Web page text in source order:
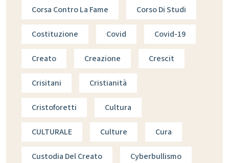
Corsa Contro La Fame Corso Di Studi
Costituzione Covid Covid-19
Creato Creazione Crescit
Crisitani Cristianità
Cristoforetti Cultura
CULTURALE Culture Cura
Custodia Del Creato Cyberbullismo